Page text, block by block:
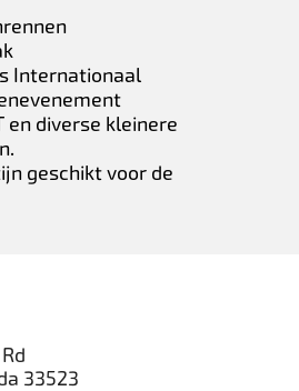
Internationaal
en diverse kleinere
geschikt voor de
33523